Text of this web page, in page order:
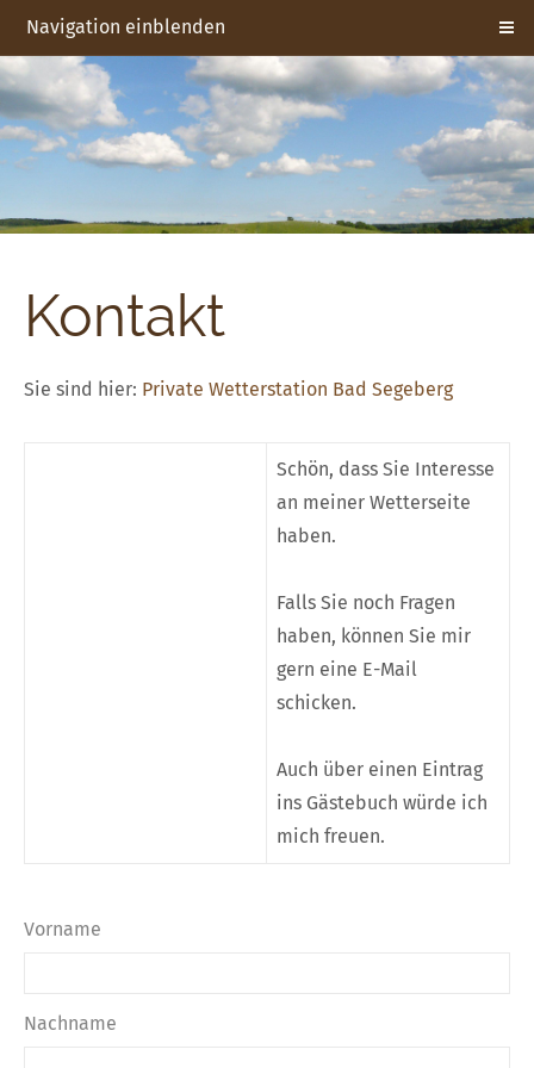
Navigation einblenden
Kontakt
Sie sind hier: Private Wetterstation Bad Segeberg
Schön, dass Sie Interesse
an meiner Wetterseite
haben.
Falls Sie noch Fragen
haben, können Sie mir
gern eine E-Mail
schicken.
Auch über einen Eintrag
ins Gästebuch würde ich
mich freuen.
Vorname
Nachname